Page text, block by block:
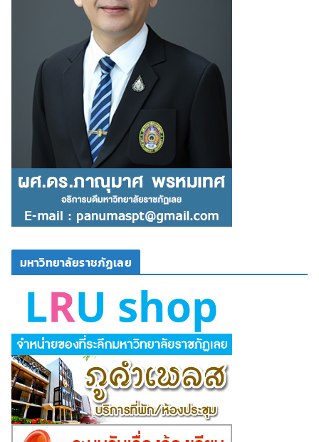
มหาวิทยาลัยราชภัฏเลย